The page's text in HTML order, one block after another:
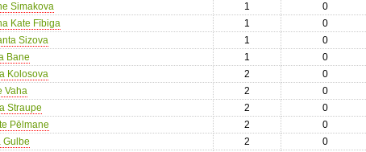
Simakova 1 0
Kate Fībiga 1 0
Sizova 1 0
Bane 1 0
Kolosova 2 0
Vaha 2 0
Straupe 2 0
Pēlmane 2 0
Gulbe 2 0